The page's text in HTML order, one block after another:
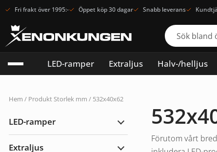
Fri frakt över 1995:- Öppet köp 30 dagar Snabb leverans
LED-ramper Extraljus Halv-/helljus
Hem / Produkt Storlek mm / 532x40x62
LED-ramper
Expandera
Extraljus
Förutom vårt